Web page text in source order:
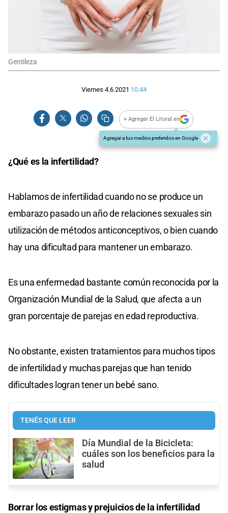
Gentileza
Viernes 4.6.2021 10:44
+ Agregar El Litoral en
Agregar a tus medios preferidos en Google
¿Qué es la infertilidad?
Hablamos de infertilidad cuando no se produce un
embarazo pasado un año de relaciones sexuales sin
utilización de métodos anticonceptivos, o bien cuando
hay una dificultad para mantener un embarazo.
Es una enfermedad bastante común reconocida por la
Organización Mundial de la Salud, que afecta a un
gran porcentaje de parejas en edad reproductiva.
No obstante, existen tratamientos para muchos tipos
de infertilidad y muchas parejas que han tenido
dificultades logran tener un bebé sano.
TENÉS QUE LEER
Día Mundial de la Bicicleta:
cuáles son los beneficios para la
salud
Borrar los estigmas y prejuicios de la infertilidad